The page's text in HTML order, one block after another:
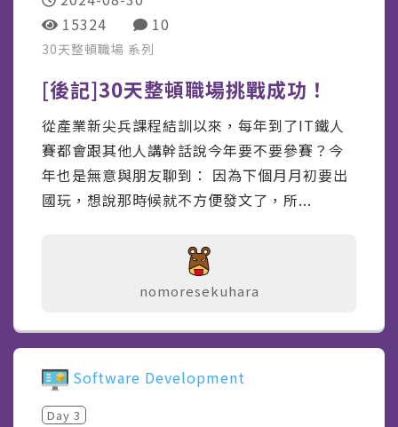
15324
10
30天整頓職場 系列
[後記]30天整頓職場挑戰成功！
從產業新尖兵課程結訓以來，每年到了IT鐵人
賽都會跟其他人講幹話說今年要不要參賽？今
年也是無意與朋友聊到： 因為下個月月初要出
國玩，想說那時候就不方便發文了，所...
nomoresekuhara
Software Development
Day 3